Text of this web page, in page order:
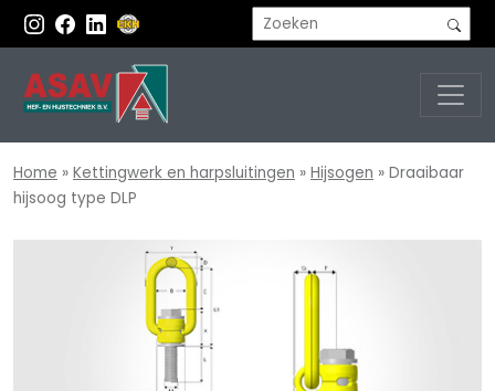
Home » Kettingwerk en harpsluitingen » Hijsogen » Draaibaar
hijsoog type DLP